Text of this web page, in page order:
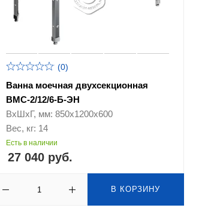
(0)
Ванна моечная двухсекционная
ВМС-2/12/6-Б-ЭН
ВхШхГ, мм: 850х1200х600
Вес, кг: 14
Есть в наличии
27 040 руб.
В КОРЗИНУ